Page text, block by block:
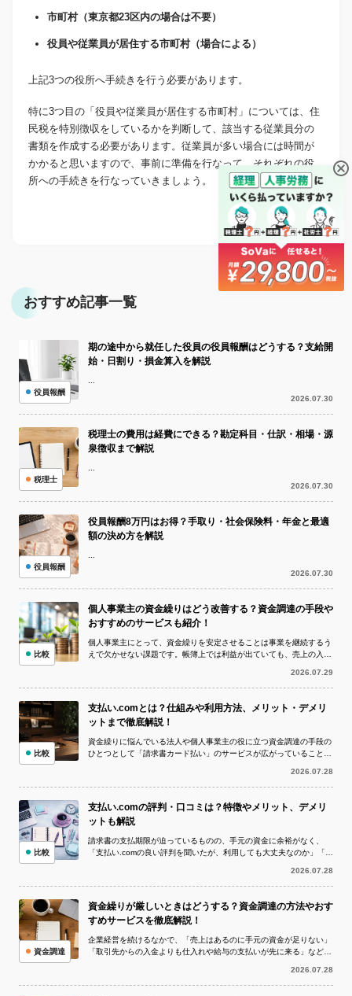
市町村（東京都23区内の場合は不要）
役員や従業員が居住する市町村（場合による）
上記3つの役所へ手続きを行う必要があります。
特に3つ目の「役員や従業員が居住する市町村」については、住
民税を特別徴収をしているかを判断して、該当する従業員分の
書類を作成する必要があります。従業員が多い場合には時間が
かかると思いますので、事前に準備を行なって、それぞれの役
所への手続きを行なっていきましょう。
おすすめ記事一覧
期の途中から就任した役員の役員報酬はどうする？支給開
始・日割り・損金算入を解説
2026.07.30
役員報酬
税理士の費用は経費にできる？勘定科目・仕訳・相場・源
泉徴収まで解説
2026.07.30
税理士
役員報酬8万円はお得？手取り・社会保険料・年金と最適
額の決め方を解説
2026.07.30
役員報酬
個人事業主の資金繰りはどう改善する？資金調達の手段や
おすすめのサービスも紹介！
個人事業主にとって、資金繰りを安定させることは事業を継続するう
えで欠かせない課題です。帳簿上では利益が出ていても、売上の入金
2026.07.29
比較
支払い.comとは？仕組みや利用方法、メリット・デメリ
ットまで徹底解説！
資金繰りに悩んでいる法人や個人事業主の役に立つ資金調達の手段の
ひとつとして「請求書カード払い」のサービスが広がっていることを
2026.07.28
比較
支払い.comの評判・口コミは？特徴やメリット、デメリ
ットも解説
請求書の支払期限が迫っているものの、手元の資金に余裕がなく、
「支払い.comの良い評判を聞いたが、利用しても大丈夫なのか」「実
2026.07.28
比較
資金繰りが厳しいときはどうする？資金調達の方法やおす
すめサービスを徹底解説！
企業経営を続けるなかで、「売上はあるのに手元の資金が足りない」
「取引先からの入金よりも仕入れや給与の支払いが先に来る」など、
2026.07.28
資金調達